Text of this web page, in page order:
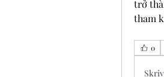
trở
tham
0